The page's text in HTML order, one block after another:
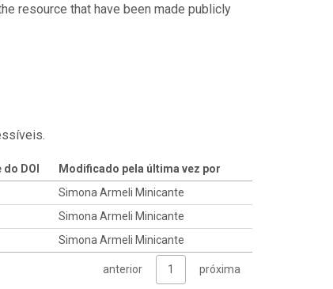
resource that have been made publicly
do DOI
Modificado pela última vez por
Simona Armeli Minicante
Simona Armeli Minicante
Simona Armeli Minicante
anterior 1 próxima